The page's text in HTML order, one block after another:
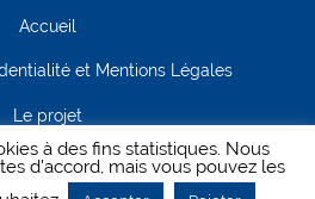
Accueil
et Mentions Légales
Le projet
Contact
à des fins statistiques. Nous
d'accord, mais vous pouvez les